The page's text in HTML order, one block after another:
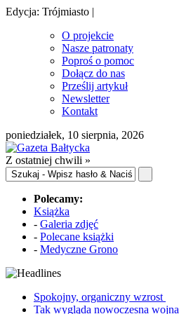
Edycja: Trójmiasto |
O projekcie
Nasze patronaty
Poproś o pomoc
Dołącz do nas
Prześlij artykuł
Newsletter
Kontakt
poniedziałek, 10 sierpnia, 2026
Z ostatniej chwili »
Polecamy:
Książka
- Galeria zdjęć
- Polecane książki
- Medyczne Grono
Spokojny, organiczny wzrost
Tak wygląda nowoczesna wojna